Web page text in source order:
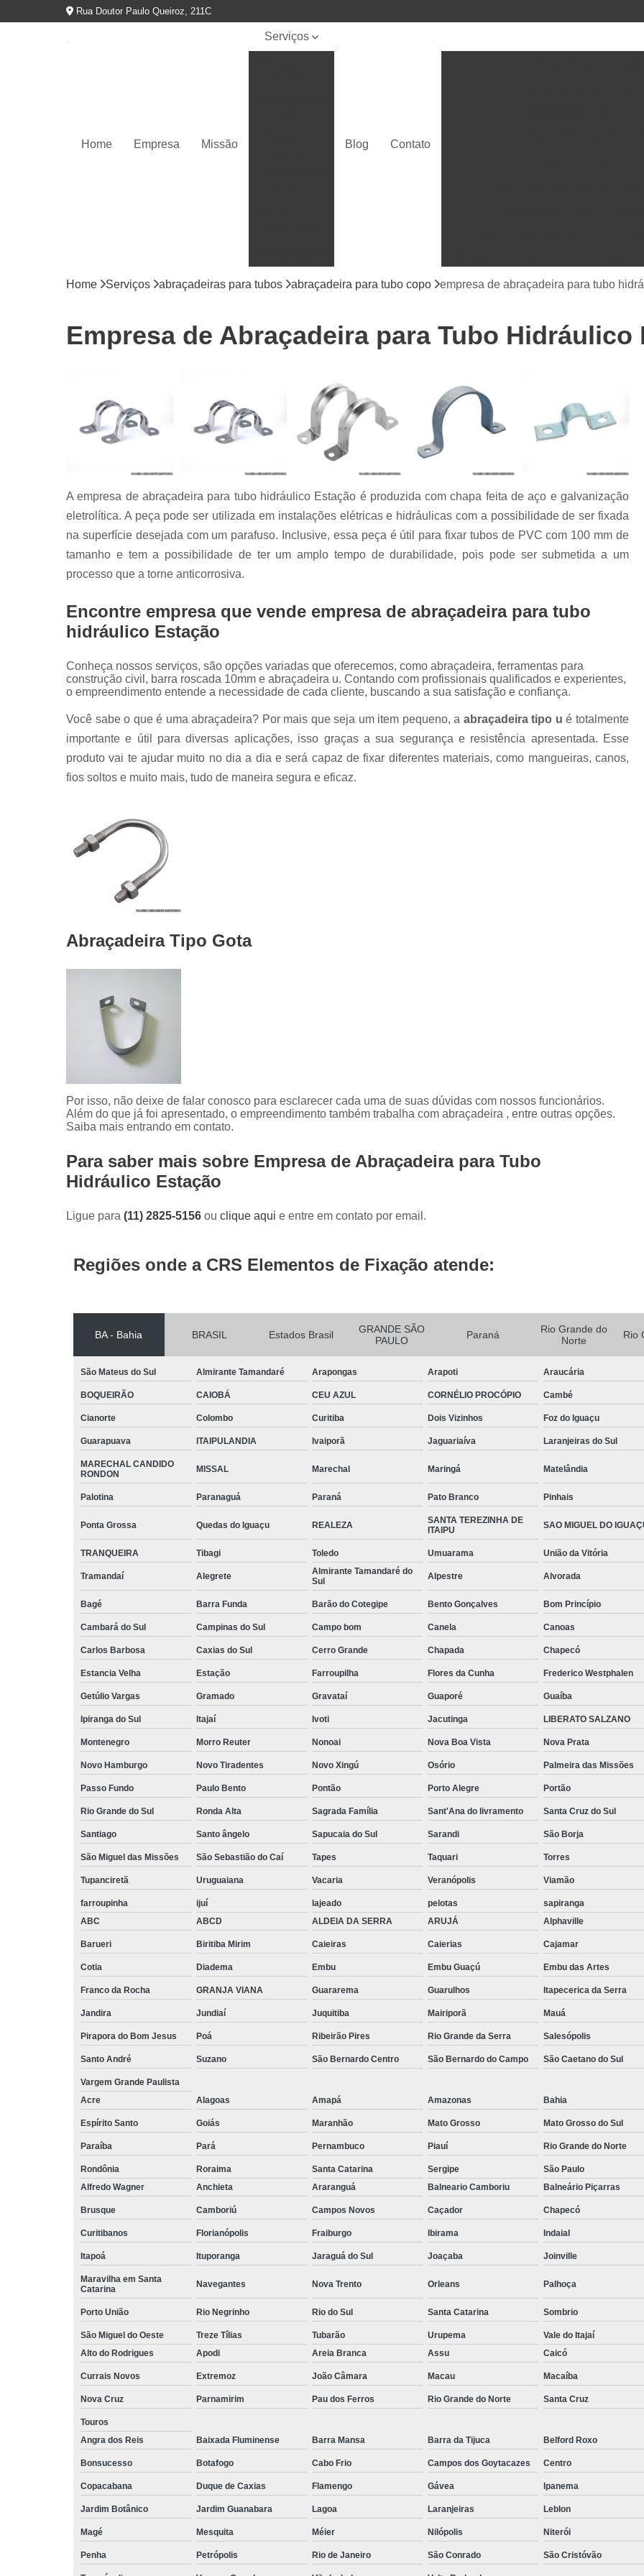
Rua Doutor Paulo Queiroz, 211C
Home Empresa Missão
Serviços
Abraçadeiras
Abraçadeiras
tipo u
Abraçadeiras
Barras
Grampos c
Grampos u
Mãos
francesas
Parafusos
Blog Contato
Abraçadeira Tipo Gota 4
Abraçadeira Grampo C
Abraçadeira Tipo
Abraçadeira Omega 10 Mm
Abraçadeira Omega
Abraçadeira Tipo
Abraçadeira para Reparo de
Abraçadeira para Tubo
Abraçadeira para Tubulação
Abraçadeira Tubo de Aço
Abraçadeira Copo 2
Abraçadeira em Tipo
Abraçadeira de União
Abraçadeira Tipo União
Barra 1 Polegada Roscada
Barra Roscada M20
Barra
Grampo C de Fixação
Grampo com Balancim C
Grampo em C
Grampo
Grampo de Fixação Tipo U
Grampo U com Rosca
Grampo U para Tubo
Mão Francesa
Mão
Mão Francesa 50cm
Mão Francesa de Ferro 30cm
Mão Francesa em Ferro
Mão
Suporte Mão Francesa
Parafuso
Parafuso 6mm Sextavado
Parafuso Sextavado 12mm
Parafuso Sextavado com
Parafuso
Home Serviços abraçadeiras para tubos abraçadeira para tubo copo empresa de abraçadeira para tubo
Empresa de Abraçadeira para Tubo Hidráulico
A empresa de abraçadeira para tubo hidráulico Estação é produzida com chapa feita de aço e galvanização
eletrolítica. A peça pode ser utilizada em instalações elétricas e hidráulicas com a possibilidade de ser fixada
na superfície desejada com um parafuso. Inclusive, essa peça é útil para fixar tubos de PVC com 100 mm de
tamanho e tem a possibilidade de ter um amplo tempo de durabilidade, pois pode ser submetida a um
processo que a torne anticorrosiva.
Encontre empresa que vende empresa de abraçadeira para tubo
hidráulico Estação
Conheça nossos serviços, são opções variadas que oferecemos, como abraçadeira, ferramentas para
construção civil, barra roscada 10mm e abraçadeira u. Contando com profissionais qualificados e experientes,
o empreendimento entende a necessidade de cada cliente, buscando a sua satisfação e confiança.
Você sabe o que é uma abraçadeira? Por mais que seja um item pequeno, a abraçadeira tipo u é totalmente
importante e útil para diversas aplicações, isso graças a sua segurança e resistência apresentada. Esse
produto vai te ajudar muito no dia a dia e será capaz de fixar diferentes materiais, como mangueiras, canos,
fios soltos e muito mais, tudo de maneira segura e eficaz.
Abraçadeira Tipo Gota
Por isso, não deixe de falar conosco para esclarecer cada uma de suas dúvidas com nossos funcionários.
Além do que já foi apresentado, o empreendimento também trabalha com abraçadeira , entre outras opções.
Saiba mais entrando em contato.
Para saber mais sobre Empresa de Abraçadeira para Tubo
Hidráulico Estação
Ligue para (11) 2825-5156 ou clique aqui e entre em contato por email.
Regiões onde a CRS Elementos de Fixação atende:
BA - Bahia BRASIL Estados Brasil
GRANDE SÃO
PAULO
Paraná
Rio Grande do
Norte
Rio
São Mateus do Sul Almirante Tamandaré Arapongas Arapoti Araucária
BOQUEIRÃO CAIOBÁ CEU AZUL CORNÉLIO PROCÓPIO Cambé
Cianorte Colombo Curitiba Dois Vizinhos Foz do Iguaçu
Guarapuava ITAIPULANDIA Ivaiporã Jaguariaíva Laranjeiras do Sul
MARECHAL CANDIDO
RONDON
MISSAL Marechal Maringá Matelândia
Palotina Paranaguá Paraná Pato Branco Pinhais
Ponta Grossa Quedas do Iguaçu REALEZA
SANTA TEREZINHA DE
ITAIPU
SAO MIGUEL DO
TRANQUEIRA Tibagi Toledo Umuarama União da Vitória
Tramandaí Alegrete
Almirante Tamandaré do
Sul
Alpestre Alvorada
Bagé Barra Funda Barão do Cotegipe Bento Gonçalves Bom Princípio
Cambará do Sul Campinas do Sul Campo bom Canela Canoas
Carlos Barbosa Caxias do Sul Cerro Grande Chapada Chapecó
Estancia Velha Estação Farroupilha Flores da Cunha Frederico Westphalen
Getúlio Vargas Gramado Gravataí Guaporé Guaíba
Ipiranga do Sul Itajaí Ivoti Jacutinga LIBERATO SALZANO
Montenegro Morro Reuter Nonoai Nova Boa Vista Nova Prata
Novo Hamburgo Novo Tiradentes Novo Xingú Osório Palmeira das Missões
Passo Fundo Paulo Bento Pontão Porto Alegre Portão
Rio Grande do Sul Ronda Alta Sagrada Família Sant'Ana do livramento Santa Cruz do Sul
Santiago Santo ângelo Sapucaia do Sul Sarandi São Borja
São Miguel das Missões São Sebastião do Caí Tapes Taquari Torres
Tupanciretã Uruguaiana Vacaria Veranópolis Viamão
farroupinha ijuí lajeado pelotas sapiranga
ABC
ABCD ALDEIA DA SERRA ARUJÁ Alphaville
Barueri Biritiba Mirim Caieiras Caierias Cajamar
Cotia Diadema Embu Embu Guaçú Embu das Artes
Franco da Rocha GRANJA VIANA Guararema Guarulhos Itapecerica da Serra
Jandira Jundiaí Juquitiba Mairiporã Mauá
Pirapora do Bom Jesus Poá Ribeirão Pires Rio Grande da Serra Salesópolis
Santo André Suzano São Bernardo Centro São Bernardo do Campo São Caetano do Sul
Vargem Grande Paulista
Acre
Alagoas Amapá Amazonas Bahia
Espírito Santo Goiás Maranhão Mato Grosso Mato Grosso do Sul
Paraíba Pará Pernambuco Piauí Rio Grande do Norte
Rondônia Roraima Santa Catarina Sergipe São Paulo
Alfredo Wagner
Anchieta Araranguá Balneario Camboriu Balneário Piçarras
Brusque Camboriú Campos Novos Caçador Chapecó
Curitibanos Florianópolis Fraiburgo Ibirama Indaial
Itapoá Ituporanga Jaraguá do Sul Joaçaba Joinville
Maravilha em Santa
Catarina
Navegantes Nova Trento Orleans Palhoça
Porto União Rio Negrinho Rio do Sul Santa Catarina Sombrio
São Miguel do Oeste Treze Tílias Tubarão Urupema Vale do Itajaí
Alto do Rodrigues
Apodi Areia Branca Assu Caicó
Currais Novos Extremoz João Câmara Macau Macaíba
Nova Cruz Parnamirim Pau dos Ferros Rio Grande do Norte Santa Cruz
Touros
Angra dos Reis
Baixada Fluminense Barra Mansa Barra da Tijuca Belford Roxo
Bonsucesso Botafogo Cabo Frio Campos dos Goytacazes Centro
Copacabana Duque de Caxias Flamengo Gávea Ipanema
Jardim Botânico Jardim Guanabara Lagoa Laranjeiras Leblon
Magé Mesquita Méier Nilópolis Niterói
Penha Petrópolis Rio de Janeiro São Conrado São Cristóvão